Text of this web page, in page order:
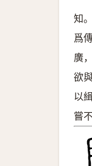
知
爲
廣
欲
以
嘗